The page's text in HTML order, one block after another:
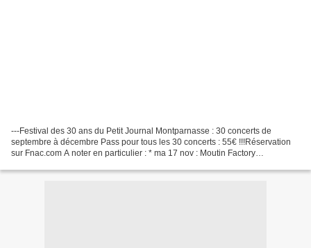
---Festival des 30 ans du Petit Journal Montparnasse : 30 concerts de
septembre à décembre Pass pour tous les 30 concerts : 55€ !!!Réservation
sur Fnac.com A noter en particulier : * ma 17 nov : Moutin Factory